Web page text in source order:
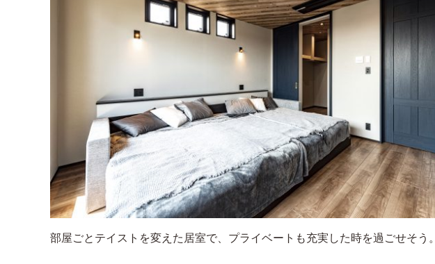
部屋ごとテイストを変えた居室で、プライベートも充実した時を過ごせそう。